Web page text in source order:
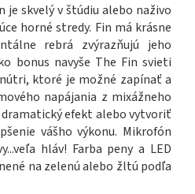
je skvelý v štúdiu alebo naživo
horné stredy. Fin má krásne
rebrá zvýrazňujú jeho
bonus navyše The Fin svieti
ktoré je možné zapínať a
napájania z mixážneho
efekt alebo vytvoriť
vášho výkonu. Mikrofón
hláv! Farba peny a LED
na zelenú alebo žltú podľa